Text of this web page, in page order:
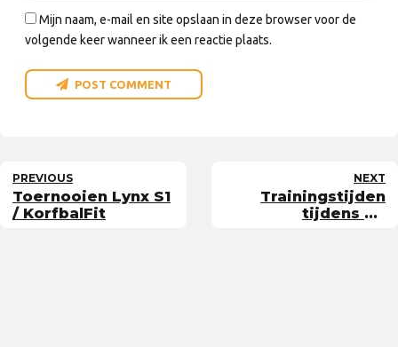
Mijn naam, e-mail en site opslaan in deze browser voor de
volgende keer wanneer ik een reactie plaats.
POST COMMENT
PREVIOUS
Toernooien Lynx S1
/ KorfbalFit
NEXT
Trainingstijden
tijdens de